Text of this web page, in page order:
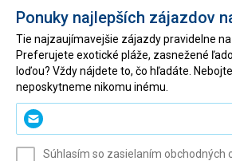
Ponuky najlepších zájazdov
Tie najzaujímavejšie zájazdy pravidelne
Preferujete exotické pláže, zasnežené
loďou? Vždy nájdete to, čo hľadáte.
neposkytneme nikomu inému.
Zadajte
svoj
Súhlasím so zasielaním obchodných